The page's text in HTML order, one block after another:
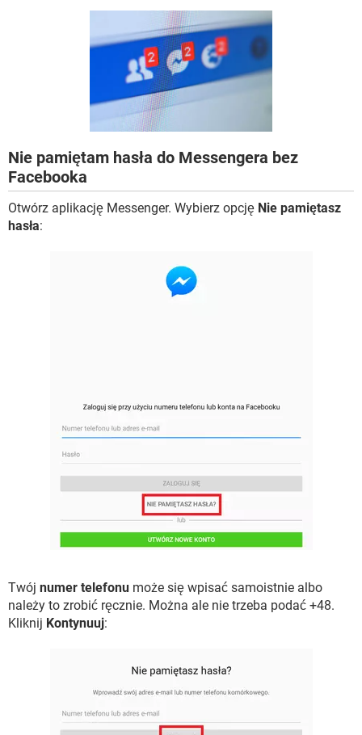
Nie pamiętam hasła do Messengera bez
Facebooka
Otwórz aplikację Messenger. Wybierz opcję Nie pamiętasz
hasła:
Twój numer telefonu może się wpisać samoistnie albo
należy to zrobić ręcznie. Można ale nie trzeba podać +48.
Kliknij Kontynuuj: